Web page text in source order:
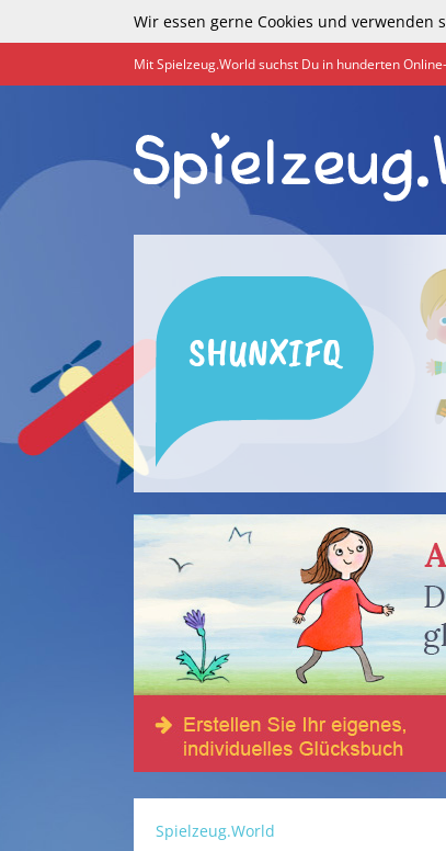
Wir essen gerne Cookies und
Mit Spielzeug.World suchst Du in hunderten
SHUNXIFQ
Spielzeug.World